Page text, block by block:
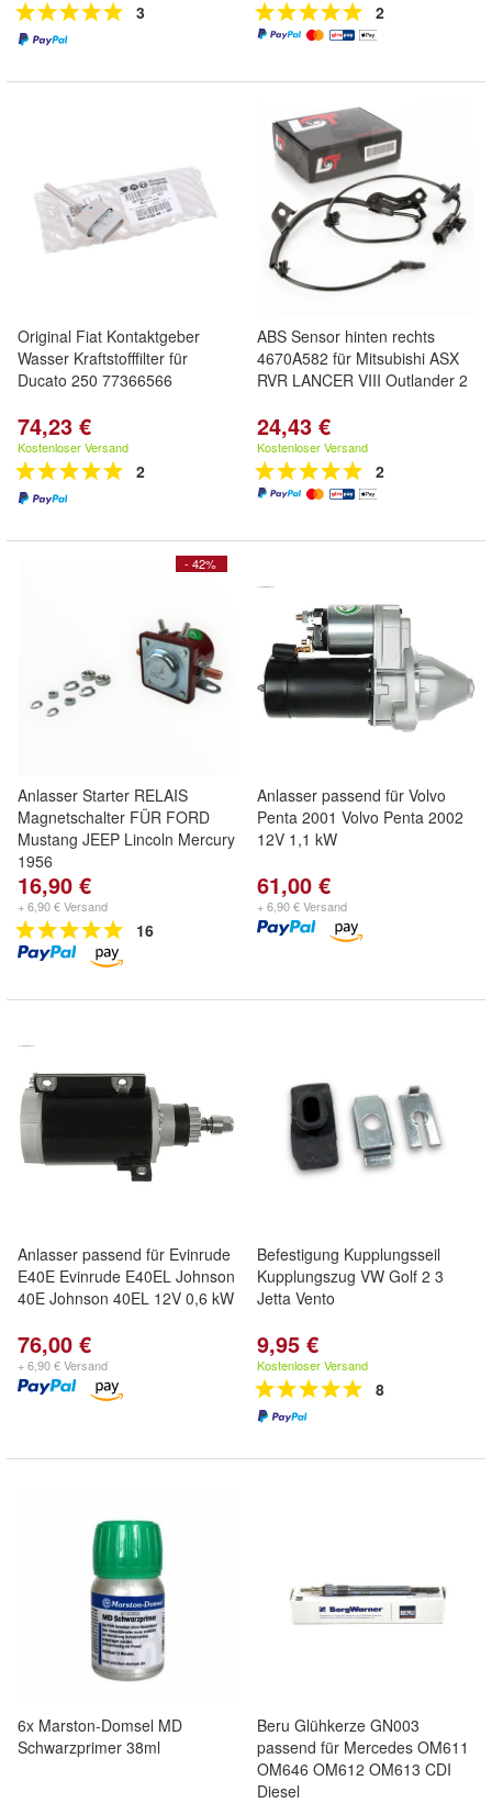
3 2
Original Fiat Kontaktgeber
Wasser Kraftstofffilter für
Ducato 250 77366566
74,23 €
Kostenloser Versand
2
ABS Sensor hinten rechts
4670A582 für Mitsubishi ASX
RVR LANCER VIII Outlander 2
24,43 €
Kostenloser Versand
2
- 42%
Anlasser Starter RELAIS
Magnetschalter FÜR FORD
Mustang JEEP Lincoln Mercury
1956
16,90 €
+ 6,90 € Versand
16
Anlasser passend für Volvo
Penta 2001 Volvo Penta 2002
12V 1,1 kW
61,00 €
+ 6,90 € Versand
Anlasser passend für Evinrude
E40E Evinrude E40EL Johnson
40E Johnson 40EL 12V 0,6 kW
76,00 €
+ 6,90 € Versand
Befestigung Kupplungsseil
Kupplungszug VW Golf 2 3
Jetta Vento
9,95 €
Kostenloser Versand
8
6x Marston-Domsel MD
Schwarzprimer 38ml
Beru Glühkerze GN003
passend für Mercedes OM611
OM646 OM612 OM613 CDI
Diesel